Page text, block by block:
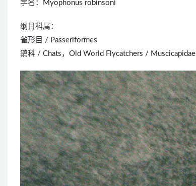
学名：Myophonus robinsoni
纲目科属：
雀形目 / Passeriformes
鹟科 / Chats，Old World Flycatchers / Muscicapidae